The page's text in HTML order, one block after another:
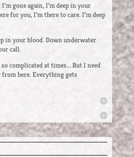
gone again, I’m deep in your
for you, I’m there to care. I’m deep
in your blood. Down underwater
call.
complicated at times... But I need
here. Everything gets